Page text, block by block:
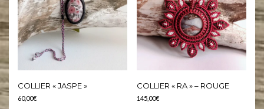
COLLIER « JASPE »
60,00€
COLLIER « RA » – ROUGE
145,00€